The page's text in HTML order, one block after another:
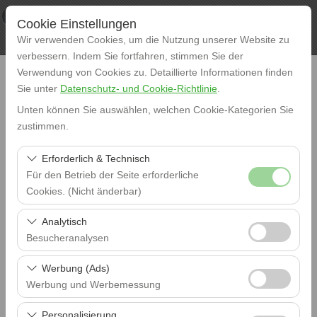
× XL RENT
www.xlrent.com.tr
Frei - In Google Play
Cookie Einstellungen
Wir verwenden Cookies, um die Nutzung unserer Website zu
verbessern. Indem Sie fortfahren, stimmen Sie der
Verwendung von Cookies zu. Detaillierte Informationen finden
Sie unter Datenschutz- und Cookie-Richtlinie
Unten können Sie auswählen, welchen Cookie-Kategorien Sie
zustimmen.
Erforderlich & Technisch
Für den Betrieb der Seite erforderliche
Cookies. (Nicht änderbar)
Diese Cookies sind für das ordnungsgemäße
Funktionieren der Website, die Sicherheit, die
Sitzungsverwaltung und grundlegende Funktionen
erforderlich. Sie können nicht deaktiviert werden.
Analytisch
Besucheranalysen
Diese Cookies ermöglichen es uns, zu analysieren, wie
unsere Website genutzt wird (Besucherzahl,
meistbesuchte Seiten, Nutzerverhalten). Diese Daten
werden verwendet, um die Leistung der Website zu
Werbung (Ads)
Werbung und Werbemessung
Diese Cookies ermöglichen es uns, Ihnen auf Ihre
Abholort
Istanbul Flughaven (IST)
Rückgabeort
Istanbul Flughaven (IST)
Abholdatum
09:00
Rückgabedatum